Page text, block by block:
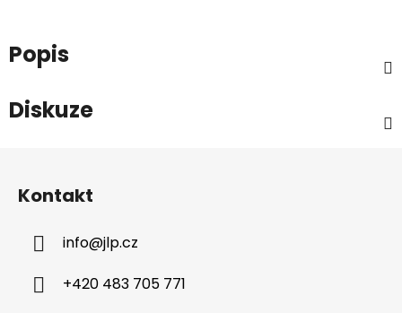
Popis
Diskuze
Kontakt
info@jlp.cz
+420 483 705 771